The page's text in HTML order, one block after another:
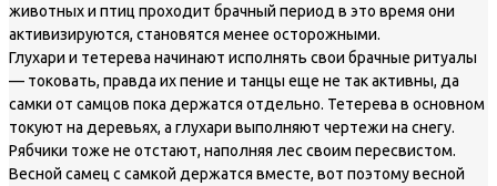
животных и птиц проходит брачный период в это время они
активизируются, становятся менее осторожными.
Глухари и тетерева начинают исполнять свои брачные ритуалы
— токовать, правда их пение и танцы еще не так активны, да
самки от самцов пока держатся отдельно. Тетерева в основном
токуют на деревьях, а глухари выполняют чертежи на снегу.
Рябчики тоже не отстают, наполняя лес своим пересвистом.
Весной самец с самкой держатся вместе, вот поэтому весной